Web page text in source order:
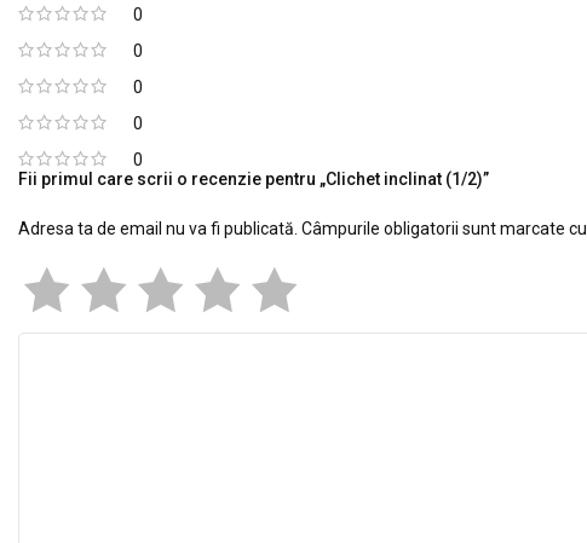
0
0
0
0
0
Fii primul care scrii o recenzie pentru „Clichet inclinat (1/2)”
Adresa ta de email nu va fi publicată. Câmpurile obligatorii sunt marcate cu